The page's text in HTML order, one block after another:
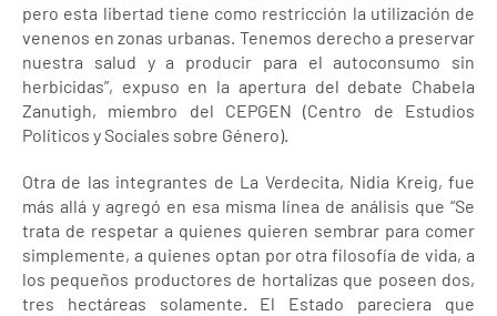
pero esta libertad tiene como restricción la utilización de
venenos en zonas urbanas. Tenemos derecho a preservar
nuestra salud y a producir para el autoconsumo sin
herbicidas”, expuso en la apertura del debate Chabela
Zanutigh, miembro del CEPGEN (Centro de Estudios
Políticos y Sociales sobre Género).
Otra de las integrantes de La Verdecita, Nidia Kreig, fue
más allá y agregó en esa misma línea de análisis que “Se
trata de respetar a quienes quieren sembrar para comer
simplemente, a quienes optan por otra filosofía de vida, a
los pequeños productores de hortalizas que poseen dos,
tres hectáreas solamente. El Estado pareciera que